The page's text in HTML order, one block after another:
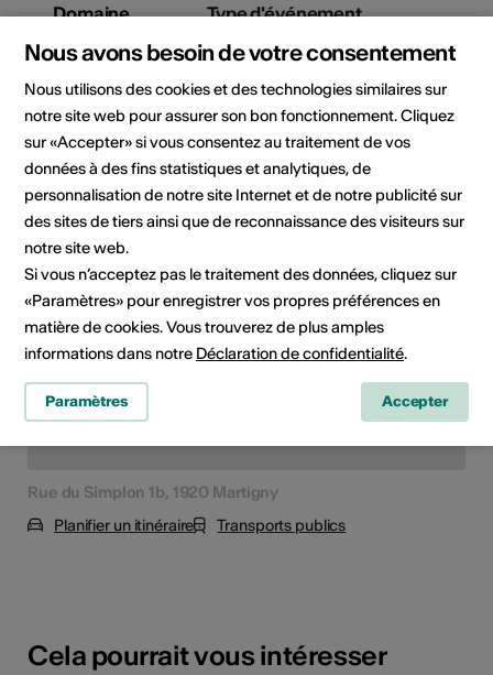
Domaine
Type d'événement
Classe d'âge
À partir de 12 ans
Lieu de l'événement
Rue du Simplon 1b, 1920 Martigny
Planifier un itinéraire
Transports publics
Cela pourrait vous intéresser
Nous avons besoin de votre consentement
Nous utilisons des cookies et des technologies similaires sur
notre site web pour assurer son bon fonctionnement. Cliquez
sur «Accepter» si vous consentez au traitement de vos
données à des fins statistiques et analytiques, de
personnalisation de notre site Internet et de notre publicité sur
des sites de tiers ainsi que de reconnaissance des visiteurs sur
notre site web.
Si vous n’acceptez pas le traitement des données, cliquez sur
«Paramètres» pour enregistrer vos propres préférences en
matière de cookies. Vous trouverez de plus amples
informations dans notre Déclaration de confidentialité.
Paramètres Accepter